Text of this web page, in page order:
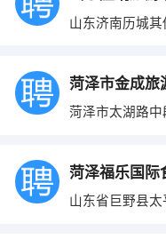
山东济南历城
菏泽市太湖路中
山东省巨野县